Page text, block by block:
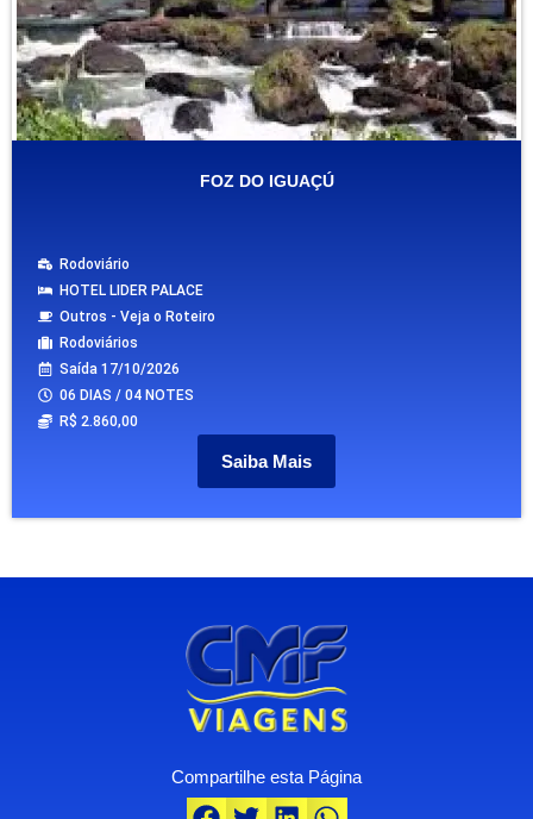
FOZ DO IGUAÇÚ
Rodoviário
HOTEL LIDER PALACE
Outros - Veja o Roteiro
Rodoviários
Saída 17/10/2026
06 DIAS / 04 NOTES
R$ 2.860,00
Saiba Mais
Compartilhe esta Página